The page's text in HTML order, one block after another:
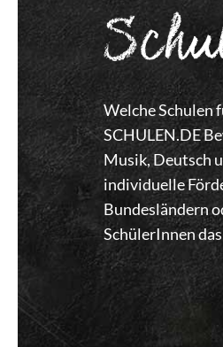
Welche Schulen
SCHULEN.DE
Musik, Deutsch
individuelle
Bundesländern
SchülerInnen